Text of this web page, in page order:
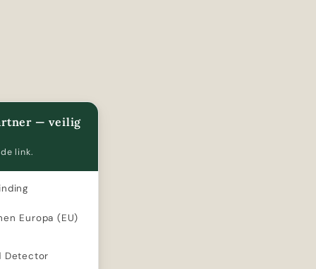
— veilig
link.
Europa (EU)
Detector